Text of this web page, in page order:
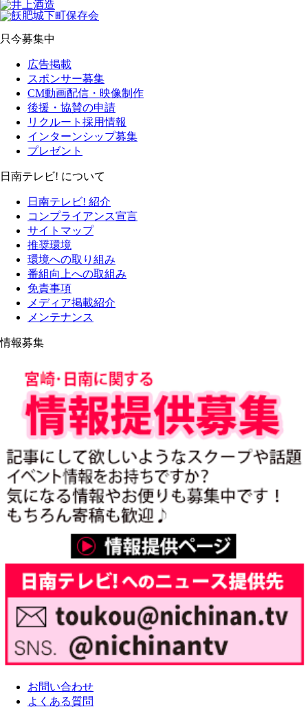
只今募集中
広告掲載
スポンサー募集
CM動画配信・映像制作
後援・協賛の申請
リクルート採用情報
インターンシップ募集
プレゼント
日南テレビ! について
日南テレビ! 紹介
コンプライアンス宣言
サイトマップ
推奨環境
環境への取り組み
番組向上への取組み
免責事項
メディア掲載紹介
メンテナンス
情報募集
お問い合わせ
よくある質問